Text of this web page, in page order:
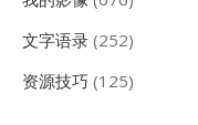
文字语录 (252)
资源技巧 (125)